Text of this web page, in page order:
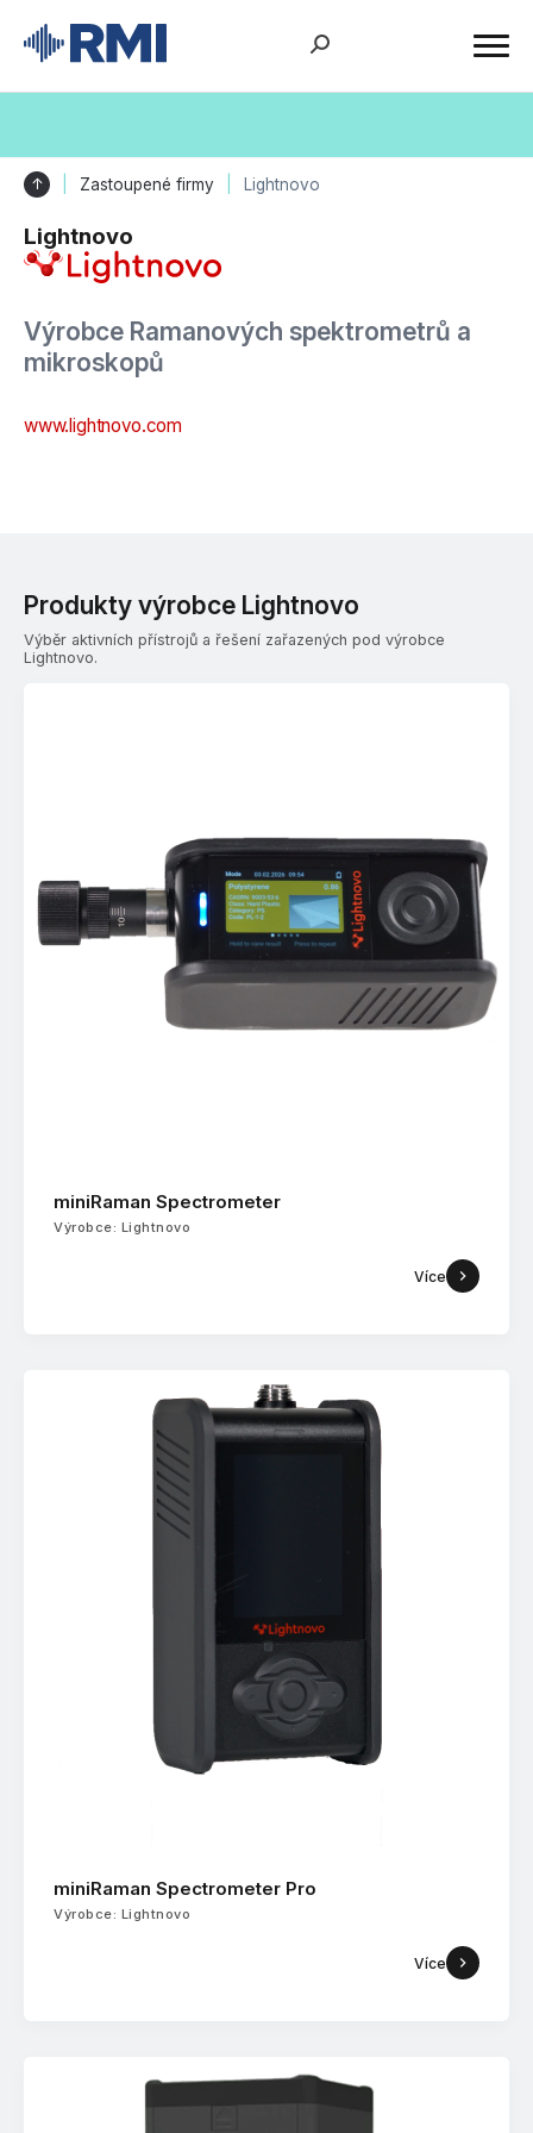
↑ Zastoupené firmy Lightnovo
Lightnovo
Výrobce Ramanových spektrometrů a
mikroskopů
www.lightnovo.com
Produkty výrobce Lightnovo
Výběr aktivních přístrojů a řešení zařazených pod výrobce
Lightnovo.
miniRaman Spectrometer
Výrobce: Lightnovo
Více
miniRaman Spectrometer Pro
Výrobce: Lightnovo
Více